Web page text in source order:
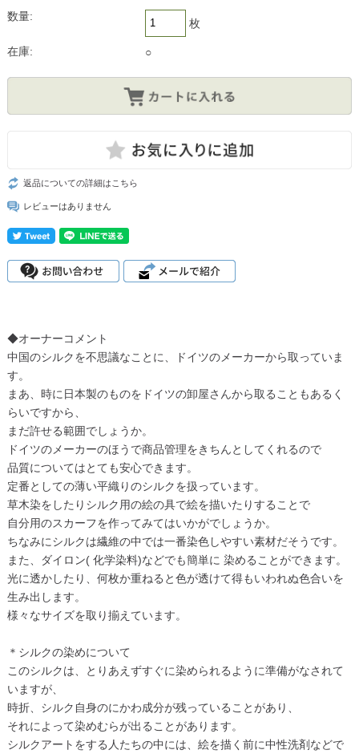
数量:
枚
在庫: ○
返品についての詳細はこちら
レビューはありません
◆オーナーコメント
中国のシルクを不思議なことに、ドイツのメーカーから取っていま
す。
まあ、時に日本製のものをドイツの卸屋さんから取ることもあるく
らいですから、
まだ許せる範囲でしょうか。
ドイツのメーカーのほうで商品管理をきちんとしてくれるので
品質についてはとても安心できます。
定番としての薄い平織りのシルクを扱っています。
草木染をしたりシルク用の絵の具で絵を描いたりすることで
自分用のスカーフを作ってみてはいかがでしょうか。
ちなみにシルクは繊維の中では一番染色しやすい素材だそうです。
また、ダイロン( 化学染料)などでも簡単に 染めることができます。
光に透かしたり、何枚か重ねると色が透けて得もいわれぬ色合いを
生み出します。
様々なサイズを取り揃えています。
＊シルクの染めについて
このシルクは、とりあえずすぐに染められるように準備がなされて
いますが、
時折、シルク自身のにかわ成分が残っていることがあり、
それによって染めむらが出ることがあります。
シルクアートをする人たちの中には、絵を描く前に中性洗剤などで